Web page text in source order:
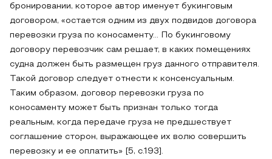
бронировании, которое автор именует букинговым
договором, «остается одним из двух подвидов договора
перевозки груза по коносаменту… По букинговому
договору перевозчик сам решает, в каких помещениях
судна должен быть размещен груз данного отправителя.
Такой договор следует отнести к консенсуальным.
Таким образом, договор перевозки груза по
коносаменту может быть признан только тогда
реальным, когда передаче груза не предшествует
соглашение сторон, выражающее их волю совершить
перевозку и ее оплатить» [5, с.193].